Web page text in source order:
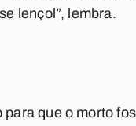
lençol”, lembra.
que o morto